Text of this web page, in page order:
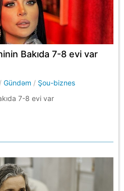
Bakıda 7-8 evi var
/Gündəm / Şou-biznes
7-8 evi var